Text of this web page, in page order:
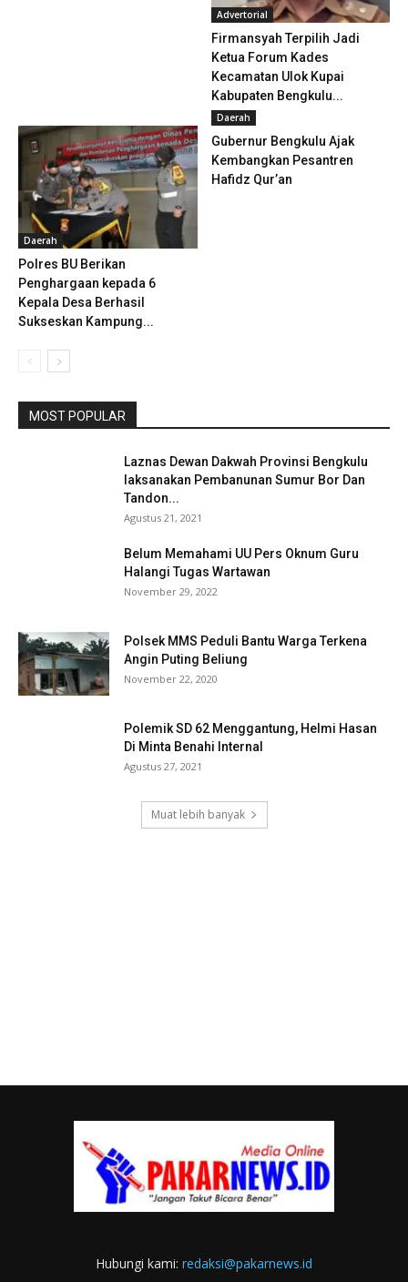
Advertorial
Firmansyah Terpilih Jadi
Ketua Forum Kades
Kecamatan Ulok Kupai
Kabupaten Bengkulu...
Daerah
Polres BU Berikan
Penghargaan kepada 6
Kepala Desa Berhasil
Sukseskan Kampung...
Daerah
Gubernur Bengkulu Ajak
Kembangkan Pesantren
Hafidz Qur’an
MOST POPULAR
Laznas Dewan Dakwah Provinsi Bengkulu
laksanakan Pembanunan Sumur Bor Dan
Tandon...
Agustus 21, 2021
Belum Memahami UU Pers Oknum Guru
Halangi Tugas Wartawan
November 29, 2022
Polsek MMS Peduli Bantu Warga Terkena
Angin Puting Beliung
November 22, 2020
Polemik SD 62 Menggantung, Helmi Hasan
Di Minta Benahi Internal
Agustus 27, 2021
Muat lebih banyak
Hubungi kami: redaksi@pakarnews.id